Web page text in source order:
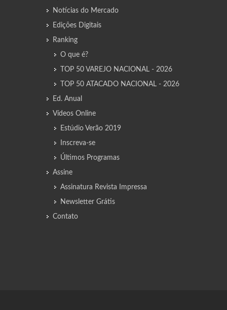
Notícias do Mercado
Edições Digitais
Ranking
O que é?
TOP 50 VAREJO NACIONAL - 2026
TOP 50 ATACADO NACIONAL - 2026
Ed. Anual
Vídeos Online
Estúdio Verão 2019
Inscreva-se
Últimos Programas
Assine
Assinatura Revista Impressa
Newsletter Grátis
Contato